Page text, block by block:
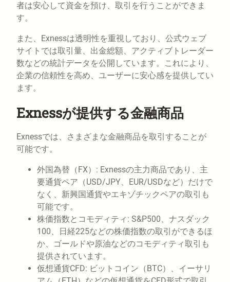
者は安心して資金を預け、取引を行うことができま
す。
また、Exnessは透明性を重視しており、公式ウェブ
サイトでは取引量、出金総額、アクティブトレーダー
数などの統計データを公開しています。これにより、
企業の信頼性を高め、ユーザーに安心感を提供してい
ます。
Exnessが提供する金融商品
Exnessでは、さまざまな金融商品を取引することが
可能です。
外国為替（FX）: Exnessの主力商品であり、主
要通貨ペア（USD/JPY、EUR/USDなど）だけで
なく、新興国通貨やエキゾチックペアの取引も
可能です。
株価指数とコモディティ: S&P500、ナスダック
100、日経225などの株価指数の取引ができるほ
か、ゴールドや原油などのコモディティ取引も
提供されています。
仮想通貨CFD: ビットコイン（BTC）、イーサリ